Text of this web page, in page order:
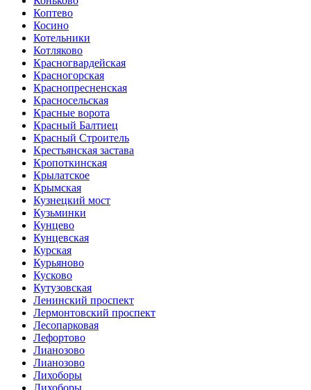
Коптево
Косино
Котельники
Котляково
Красногвардейская
Красногорская
Краснопресненская
Красносельская
Красные ворота
Красный Балтиец
Красный Строитель
Крестьянская застава
Кропоткинская
Крылатское
Крымская
Кузнецкий мост
Кузьминки
Кунцево
Кунцевская
Курская
Курьяново
Кусково
Кутузовская
Ленинский проспект
Лермонтовский проспект
Лесопарковая
Лефортово
Лианозово
Лианозово
Лихоборы
Лихоборы